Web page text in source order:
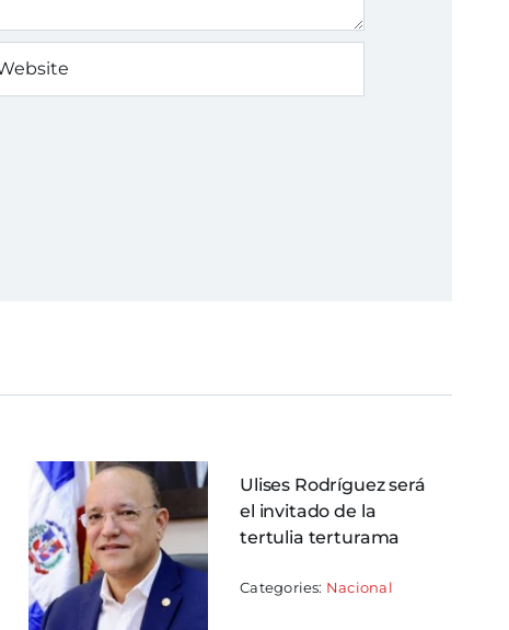
Ulises Rodríguez será
el invitado de la
tertulia terturama
Categories: Nacional